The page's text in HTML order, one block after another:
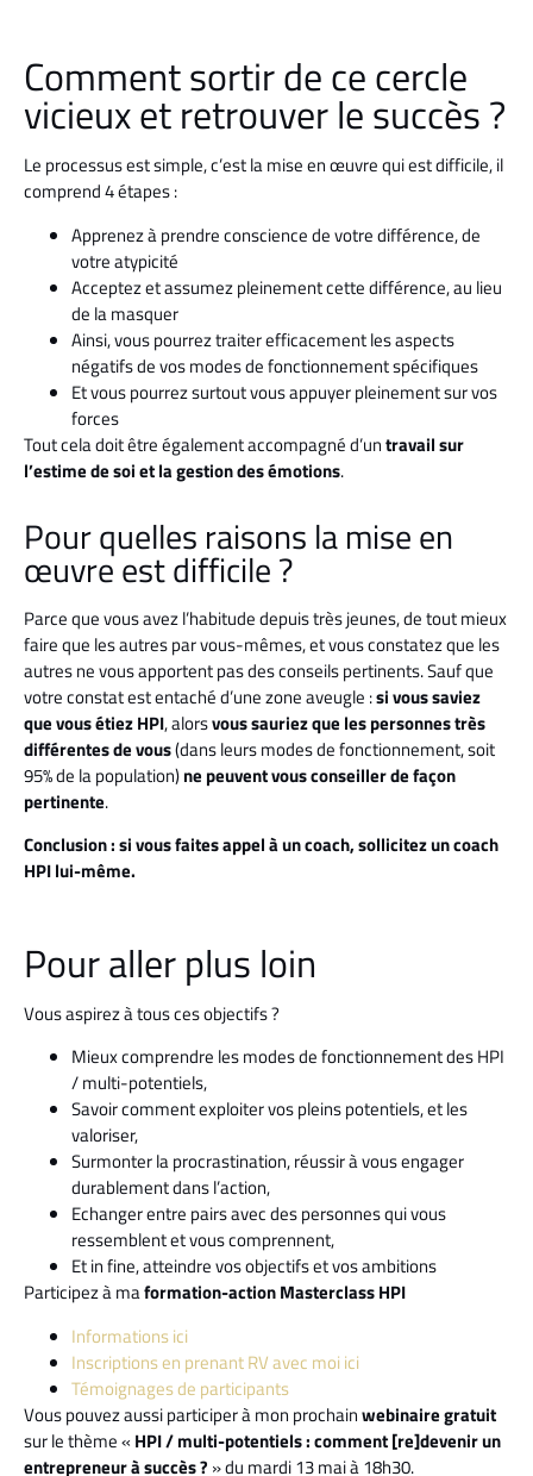
Comment sortir de ce cercle
vicieux et retrouver le succès ?
Le processus est simple, c’est la mise en œuvre qui est difficile, il
comprend 4 étapes :
Apprenez à prendre conscience de votre différence, de
votre atypicité
Acceptez et assumez pleinement cette différence, au lieu
de la masquer
Ainsi, vous pourrez traiter efficacement les aspects
négatifs de vos modes de fonctionnement spécifiques
Et vous pourrez surtout vous appuyer pleinement sur vos
forces
Tout cela doit être également accompagné d’untravail sur
l’estime de soi et la gestion des émotions.
Pour quelles raisons la mise en
œuvre est difficile ?
Parce que vous avez l’habitude depuis très jeunes, de tout mieux
faire que les autres par vous-mêmes, et vous constatez que les
autres ne vous apportent pas des conseils pertinents. Sauf que
votre constat est entaché d’une zone aveugle :si vous saviez
que vous étiez HPI, alorsvous sauriez que les personnes très
différentes de vous(dans leurs modes de fonctionnement, soit
95% de la population)ne peuvent vous conseiller de façon
pertinente.
Conclusion : si vous faites appel à un coach, sollicitez un coach
HPI lui-même.
Pour aller plus loin
Vous aspirez à tous ces objectifs ?
Mieux comprendre les modes de fonctionnement des HPI
/ multi-potentiels,
Savoir comment exploiter vos pleins potentiels, et les
valoriser,
Surmonter la procrastination, réussir à vous engager
durablement dans l’action,
Echanger entre pairs avec des personnes qui vous
ressemblent et vous comprennent,
Et in fine, atteindre vos objectifs et vos ambitions
Participez à maformation-action Masterclass HPI
Informations ici
Inscriptions en prenant RV avec moi ici
Témoignages de participants
Vous pouvez aussi participer à mon prochainwebinaire gratuit
sur le thème « HPI / multi-potentiels : comment [re]devenir un
entrepreneur à succès ? » du mardi 13 mai à 18h30.